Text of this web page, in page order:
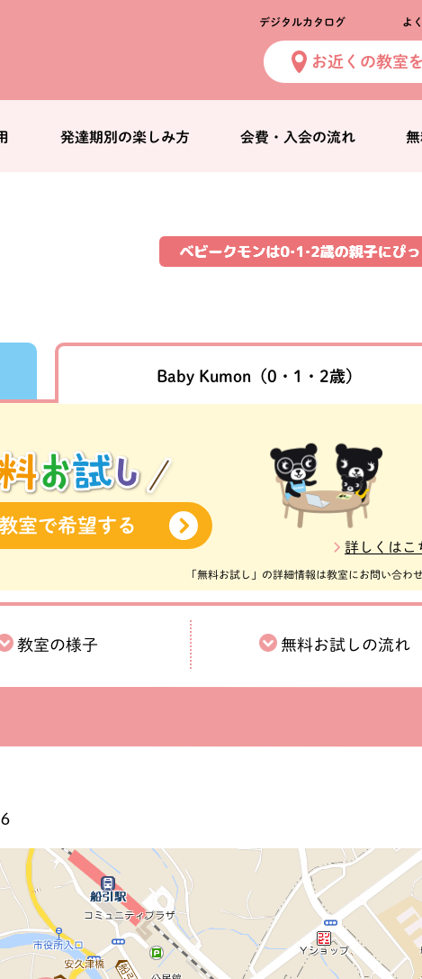
デジタルカタログ よ
お近くの教室
発達期別の楽しみ方 会費・入会の流れ
Baby Kumon （0・1・2歳）
室で希望する
詳しくはこ
「無料お試し」の詳細情報は教室にお問い合わ
教室の様子 無料お試しの流れ
地図を見る